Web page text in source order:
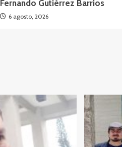
Fernando Gutiérrez Barrios
6 agosto, 2026